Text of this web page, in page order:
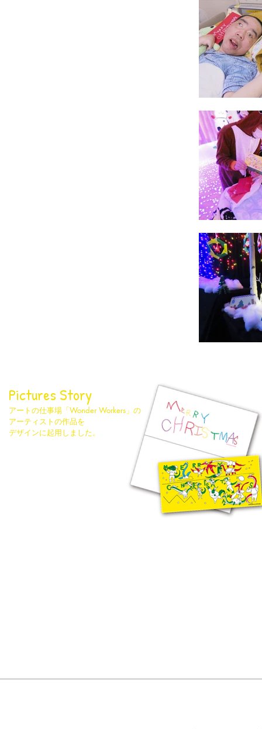
​Pictures Story
アートの仕事場「Wonder Workers」の
アーティストの作品を
デザインに起用しました。